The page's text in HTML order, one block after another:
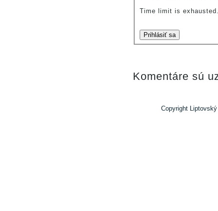
Time limit is
Prihlásiť sa
Komentáre sú
Copyright